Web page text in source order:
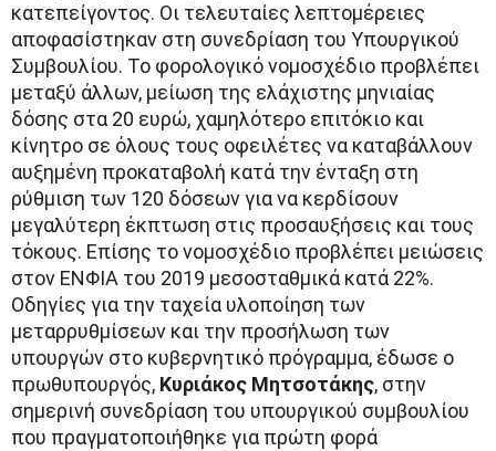
κατεπείγοντος. Οι τελευταίες λεπτομέρειες
αποφασίστηκαν στη συνεδρίαση του Υπουργικού
Συμβουλίου. Το φορολογικό νομοσχέδιο προβλέπει
μεταξύ άλλων, μείωση της ελάχιστης μηνιαίας
δόσης στα 20 ευρώ, χαμηλότερο επιτόκιο και
κίνητρο σε όλους τους οφειλέτες να καταβάλλουν
αυξημένη προκαταβολή κατά την ένταξη στη
ρύθμιση των 120 δόσεων για να κερδίσουν
μεγαλύτερη έκπτωση στις προσαυξήσεις και τους
τόκους. Επίσης το νομοσχέδιο προβλέπει μειώσεις
στον ΕΝΦΙΑ του 2019 μεσοσταθμικά κατά 22%.
Οδηγίες για την ταχεία υλοποίηση των
μεταρρυθμίσεων και την προσήλωση των
υπουργών στο κυβερνητικό πρόγραμμα, έδωσε ο
πρωθυπουργός, Κυριάκος Μητσοτάκης, στην
σημερινή συνεδρίαση του υπουργικού συμβουλίου
που πραγματοποιήθηκε για πρώτη φορά